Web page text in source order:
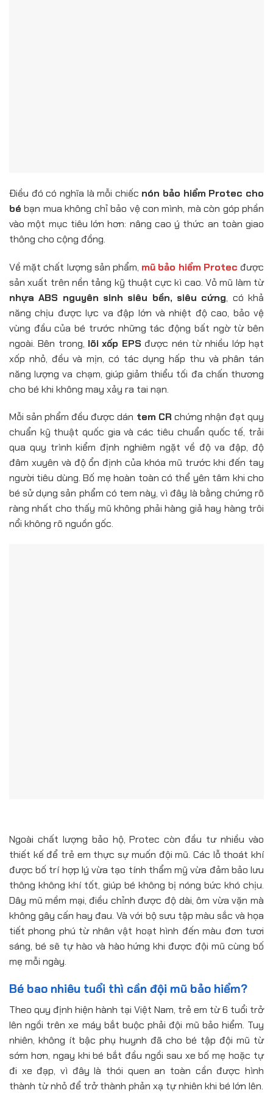
Điều đó có nghĩa là mỗi chiếc nón bảo hiểm Protec cho
bé bạn mua không chỉ bảo vệ con mình, mà còn góp phần
vào một mục tiêu lớn hơn: nâng cao ý thức an toàn giao
thông cho cộng đồng.
Về mặt chất lượng sản phẩm, mũ bảo hiểm Protec được
sản xuất trên nền tảng kỹ thuật cực kì cao. Vỏ mũ làm từ
nhựa ABS nguyên sinh siêu bền, siêu cứng, có khả
năng chịu được lực va đập lớn và nhiệt độ cao, bảo vệ
vùng đầu của bé trước những tác động bất ngờ từ bên
ngoài. Bên trong, lõi xốp EPS được nén từ nhiều lớp hạt
xốp nhỏ, đều và mịn, có tác dụng hấp thu và phân tán
năng lượng va chạm, giúp giảm thiểu tối đa chấn thương
cho bé khi không may xảy ra tai nạn.
Mỗi sản phẩm đều được dán tem CR chứng nhận đạt quy
chuẩn kỹ thuật quốc gia và các tiêu chuẩn quốc tế, trải
qua quy trình kiểm định nghiêm ngặt về độ va đập, độ
đâm xuyên và độ ổn định của khóa mũ trước khi đến tay
người tiêu dùng. Bố mẹ hoàn toàn có thể yên tâm khi cho
bé sử dụng sản phẩm có tem này, vì đây là bằng chứng rõ
ràng nhất cho thấy mũ không phải hàng giả hay hàng trôi
nổi không rõ nguồn gốc.
Ngoài chất lượng bảo hộ, Protec còn đầu tư nhiều vào
thiết kế để trẻ em thực sự muốn đội mũ. Các lỗ thoát khí
được bố trí hợp lý vừa tạo tính thẩm mỹ vừa đảm bảo lưu
thông không khí tốt, giúp bé không bị nóng bức khó chịu.
Dây mũ mềm mại, điều chỉnh được độ dài, ôm vừa vặn mà
không gây cấn hay đau. Và với bộ sưu tập màu sắc và họa
tiết phong phú từ nhân vật hoạt hình đến màu đơn tươi
sáng, bé sẽ tự hào và hào hứng khi được đội mũ cùng bố
mẹ mỗi ngày.
Bé bao nhiêu tuổi thì cần đội mũ bảo hiểm?
Theo quy định hiện hành tại Việt Nam, trẻ em từ 6 tuổi trở
lên ngồi trên xe máy bắt buộc phải đội mũ bảo hiểm. Tuy
nhiên, không ít bậc phụ huynh đã cho bé tập đội mũ từ
sớm hơn, ngay khi bé bắt đầu ngồi sau xe bố mẹ hoặc tự
đi xe đạp, vì đây là thói quen an toàn cần được hình
thành từ nhỏ để trở thành phản xạ tự nhiên khi bé lớn lên.